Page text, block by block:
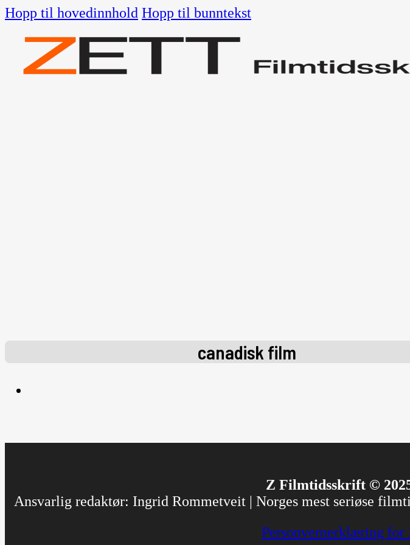
Hopp til hovedinnhold Hopp til bunntekst
canadisk film
Z Filmtidsskrift ©
Ansvarlig redaktør: Ingrid Rommetveit | Norges mest seriøse
Personvernerklæring for